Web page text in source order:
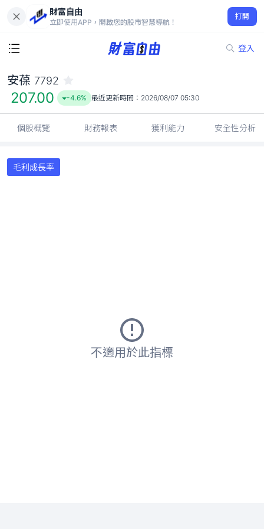
財富自由
立即使用APP，開啟您的股市智慧導航！
打開
登入
207.00
-4.6%
安葆 7792
207.00 -4.6% 最近更新時間： 2026/08/07 05:30
個股概覽 財務報表 獲利能力 安全性分析
毛利成長率
不適用於此指標